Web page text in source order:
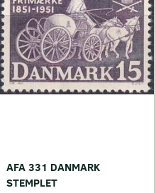
AFA 331 DANMARK
STEMPLET